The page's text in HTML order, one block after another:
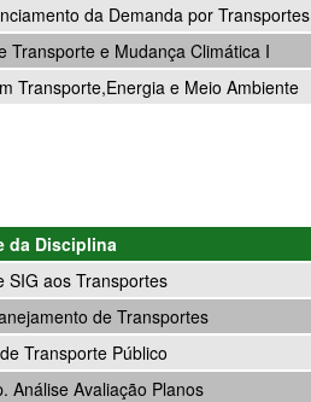
da Demanda por Transportes
Transporte e Mudança Climática I
Transporte,Energia e Meio Ambiente
da Disciplina
SIG aos Transportes
de Transportes
Transporte Público
Análise Avaliação Planos